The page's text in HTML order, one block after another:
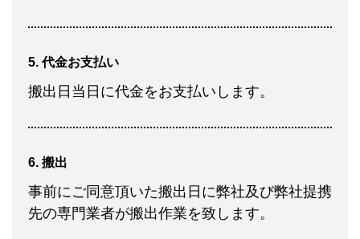
5. 代金お支払い
搬出日当日に代金をお支払いします。
6. 搬出
事前にご同意頂いた搬出日に弊社及び弊社提携
先の専門業者が搬出作業を致します。